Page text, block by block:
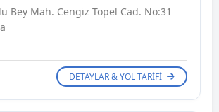
Bey Mah. Cengiz Topel Cad. No:31
DETAYLAR & YOL TARIFI